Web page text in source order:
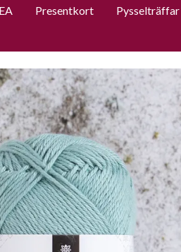
Presentkort Pysselträffar